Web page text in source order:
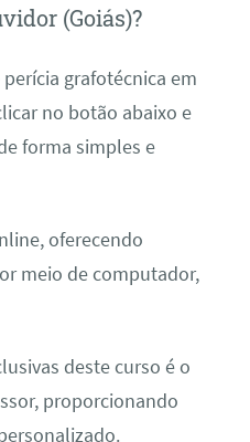
(Goiás)?
grafotécnica em
no botão abaixo e
forma simples e
oferecendo
meio de computador,
deste curso é o
proporcionando